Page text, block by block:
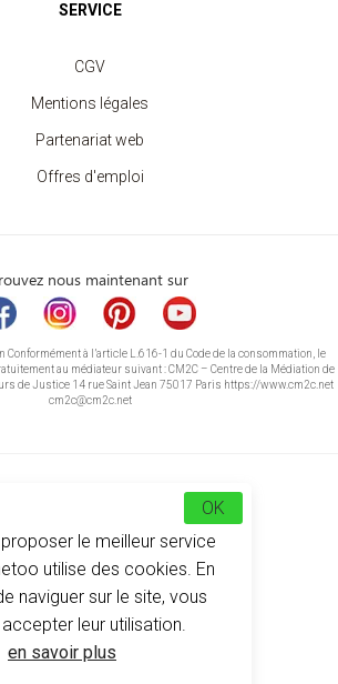
SERVICE
CGV
Mentions légales
Partenariat web
Offres d'emploi
nous maintenant sur
Conformément à l’article L.616-1 du Code de la consommation, le
au médiateur suivant : CM2C – Centre de la Médiation de
de Justice 14 rue Saint Jean 75017 Paris https://www.cm2c.net
cm2c@cm2c.net
© Copyright 2026 -Tunetoo
le meilleur service
utilise des cookies. En
naviguer sur le site, vous
leur utilisation.
en savoir plus
OK